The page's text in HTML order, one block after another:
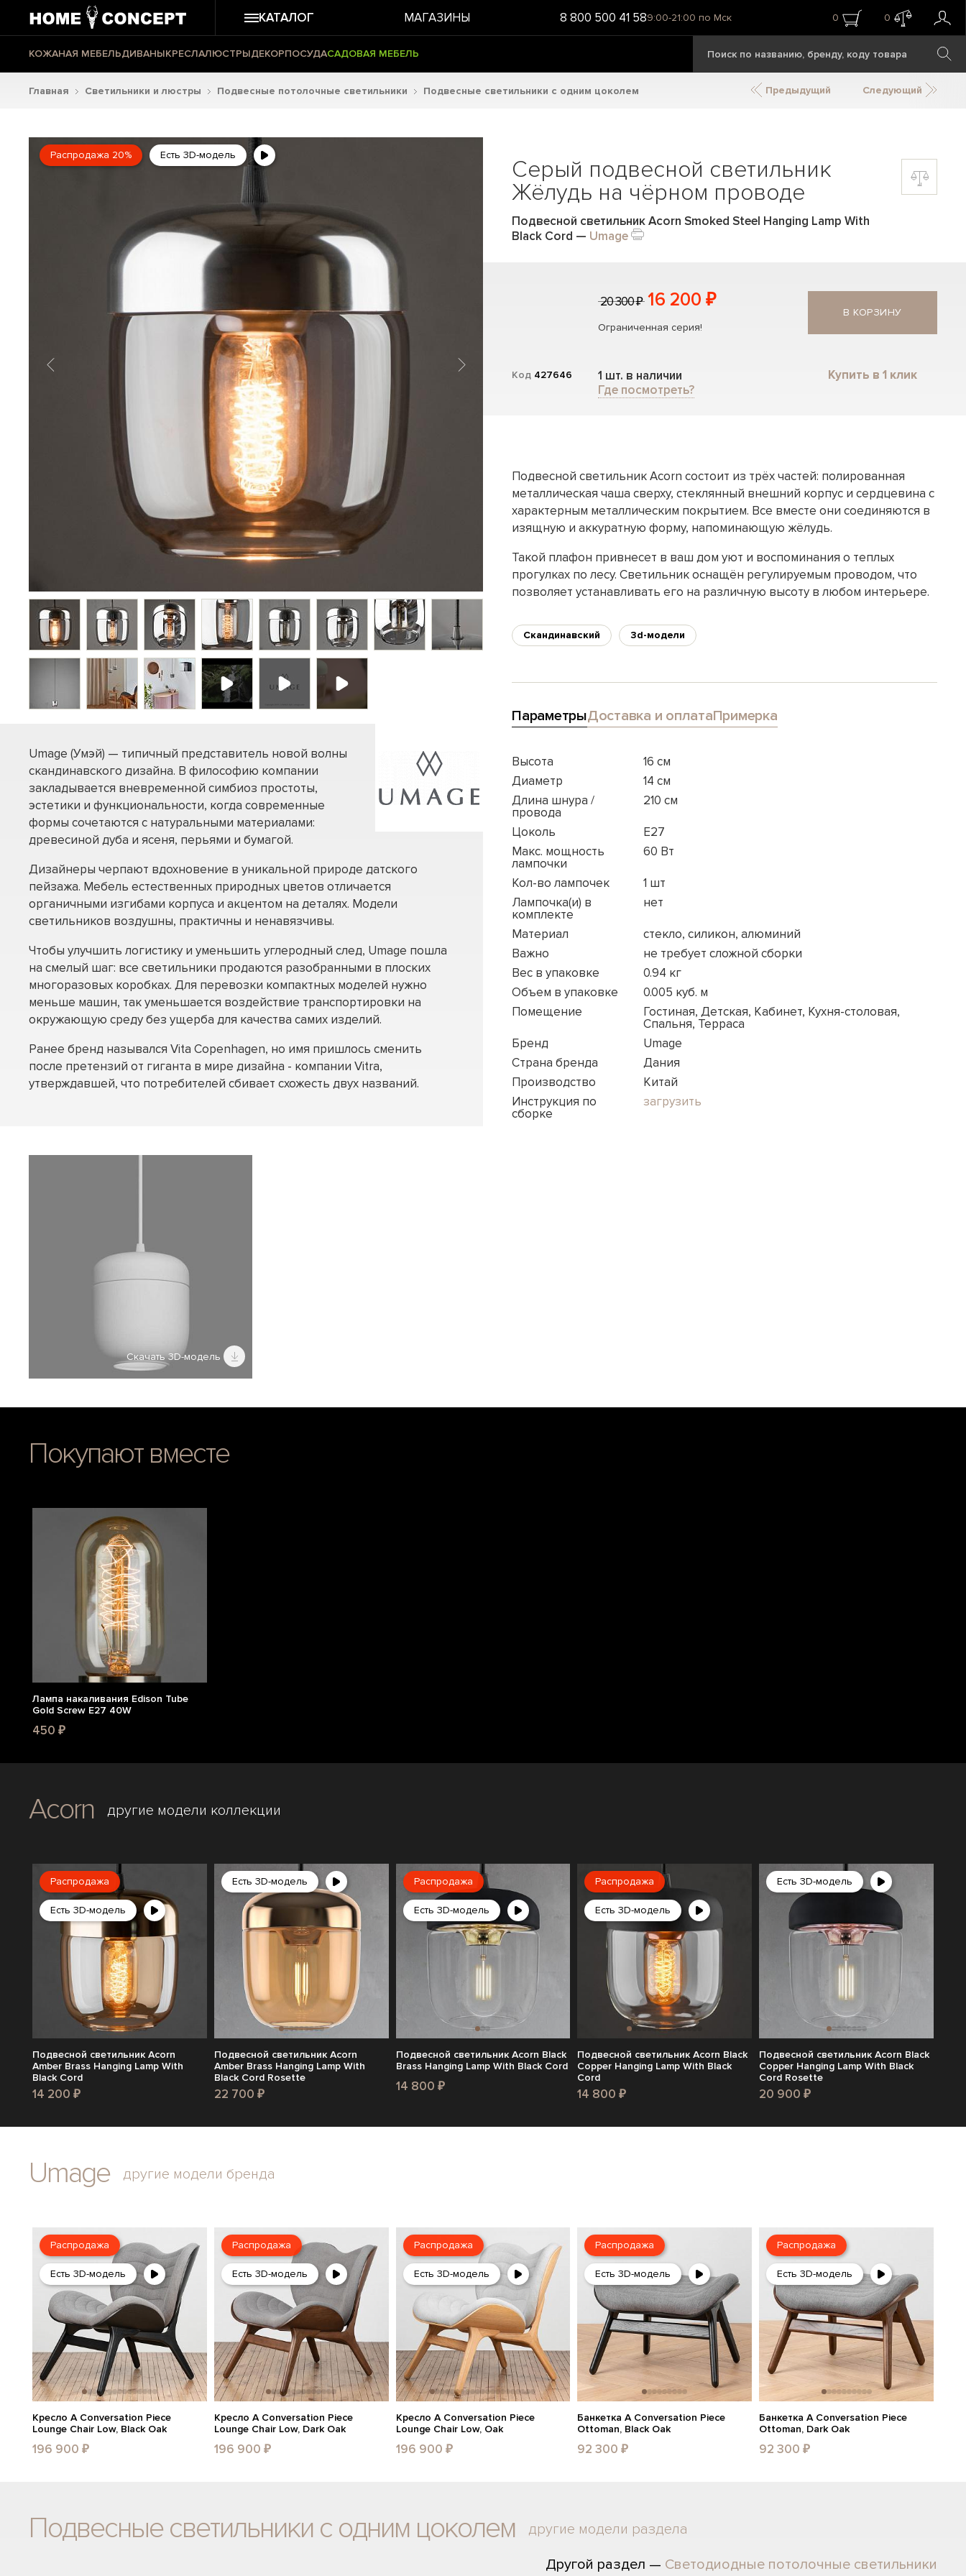
КАТАЛОГ МАГАЗИНЫ 8 800 500 41 589:00-21:00 по Мск 0 0
КОЖАНАЯ МЕБЕЛЬДИВАНЫКРЕСЛАЛЮСТРЫДЕКОРПОСУДАСАДОВАЯ МЕБЕЛЬ
Главная Светильники и люстры Подвесные потолочные светильники Подвесные светильники с одним цоколем Предыдущий Следующий
Распродажа 20% Есть 3D-модель
Umage (Умэй) — типичный представитель новой волны
скандинавского дизайна. В философию компании
закладывается вневременной симбиоз простоты,
эстетики и функциональности, когда современные
формы сочетаются с натуральными материалами:
древесиной дуба и ясеня, перьями и бумагой.
Дизайнеры черпают вдохновение в уникальной природе датского
пейзажа. Мебель естественных природных цветов отличается
органичными изгибами корпуса и акцентом на деталях. Модели
светильников воздушны, практичны и ненавязчивы.
Чтобы улучшить логистику и уменьшить углеродный след, Umage пошла
на смелый шаг: все светильники продаются разобранными в плоских
многоразовых коробках. Для перевозки компактных моделей нужно
меньше машин, так уменьшается воздействие транспортировки на
окружающую среду без ущерба для качества самих изделий.
Ранее бренд назывался Vita Copenhagen, но имя пришлось сменить
после претензий от гиганта в мире дизайна - компании Vitra,
утверждавшей, что потребителей сбивает схожесть двух названий.
Скачать 3D-модель
Серый подвесной светильник
Жёлудь на чёрном проводе
Подвесной светильник Acorn Smoked Steel Hanging Lamp With
Black Cord — Umage
Код 427646
20 300 ₽ 16 200 ₽
Ограниченная серия!
1 шт. в наличии
Где посмотреть?
В КОРЗИНУ
Купить в 1 клик
Подвесной светильник Acorn состоит из трёх частей: полированная
металлическая чаша сверху, стеклянный внешний корпус и сердцевина с
характерным металлическим покрытием. Все вместе они соединяются в
изящную и аккуратную форму, напоминающую жёлудь.
Такой плафон привнесет в ваш дом уют и воспоминания о теплых
прогулках по лесу. Светильник оснащён регулируемым проводом, что
позволяет устанавливать его на различную высоту в любом интерьере.
Скандинавский 3d-модели
ПараметрыДоставка и оплатаПримерка
Высота
16 см
Диаметр
14 см
Длина шнура /
провода
210 см
Цоколь
E27
Макс. мощность
лампочки
60 Вт
Кол-во лампочек
1 шт
Лампочка(и) в
комплекте
нет
Материал
стекло, силикон, алюминий
Важно
не требует сложной сборки
Вес в упаковке
0.94 кг
Объем в упаковке
0.005 куб. м
Помещение
Гостиная, Детская, Кабинет, Кухня-столовая,
Спальня, Терраса
Бренд
Umage
Страна бренда
Дания
Производство
Китай
Инструкция по
сборке
загрузить
Покупают вместе
Лампа накаливания Edison Tube
Gold Screw E27 40W
450 ₽
Acorn другие модели коллекции
Распродажа
Есть 3D-модель
Подвесной светильник Acorn
Amber Brass Hanging Lamp With
Black Cord
14 200 ₽
Есть 3D-модель
Подвесной светильник Acorn
Amber Brass Hanging Lamp With
Black Cord Rosette
22 700 ₽
Распродажа
Есть 3D-модель
Подвесной светильник Acorn Black
Brass Hanging Lamp With Black Cord
14 800 ₽
Распродажа
Есть 3D-модель
Подвесной светильник Acorn Black
Copper Hanging Lamp With Black
Cord
14 800 ₽
Есть 3D-модель
Подвесной светильник Acorn Black
Copper Hanging Lamp With Black
Cord Rosette
20 900 ₽
Umage другие модели бренда
Распродажа
Есть 3D-модель
Кресло A Conversation Piece
Lounge Chair Low, Black Oak
196 900 ₽
Распродажа
Есть 3D-модель
Кресло A Conversation Piece
Lounge Chair Low, Dark Oak
196 900 ₽
Распродажа
Есть 3D-модель
Кресло A Conversation Piece
Lounge Chair Low, Oak
196 900 ₽
Распродажа
Есть 3D-модель
Банкетка A Conversation Piece
Ottoman, Black Oak
92 300 ₽
Распродажа
Есть 3D-модель
Банкетка A Conversation Piece
Ottoman, Dark Oak
92 300 ₽
Подвесные светильники с одним цоколем другие модели раздела
Другой раздел — Светодиодные потолочные светильники